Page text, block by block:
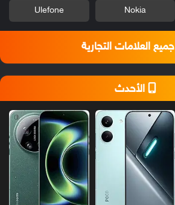
Nokia
Ulefone
جميع العلامات التجارية
الأحدث